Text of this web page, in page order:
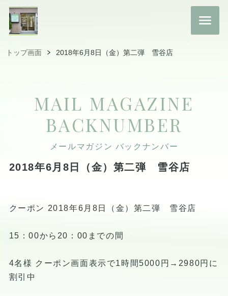
トップ画面 2018年6月8日（金）第二弾 雪谷店
MAIL MAGAZINE
BACKNUMBER
メールマガジン バックナンバー
2018年6月8日（金）第二弾 雪谷店
クーポン 2018年6月8日（金）第二弾 雪谷店
15：00から20：00までの間
4名様 クーポン画面表示で1時間5000円→2980円に
割引中